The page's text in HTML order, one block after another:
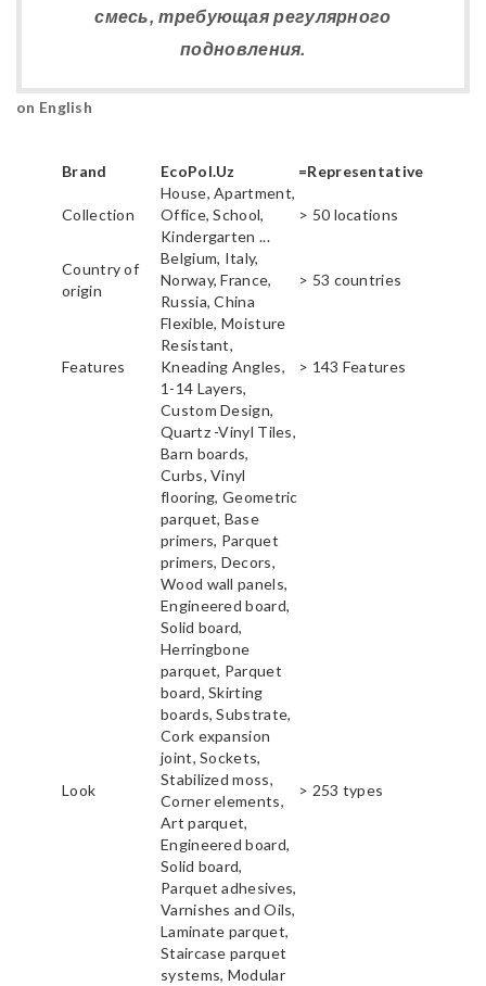
смесь, требующая регулярного
подновления.
on English
Brand EcoPol.Uz =Representative
Collection
House, Apartment,
Office, School,
Kindergarten ...
> 50 locations
Country of
origin
Belgium, Italy,
Norway, France,
Russia, China
> 53 countries
Features
Flexible, Moisture
Resistant,
Kneading Angles,
1-14 Layers,
Custom Design,
> 143 Features
Look
Quartz -Vinyl Tiles,
Barn boards,
Curbs, Vinyl
flooring, Geometric
parquet, Base
primers, Parquet
primers, Decors,
Wood wall panels,
Engineered board,
Solid board,
Herringbone
parquet, Parquet
board, Skirting
boards, Substrate,
Cork expansion
joint, Sockets,
Stabilized moss,
Corner elements,
Art parquet,
Engineered board,
Solid board,
Parquet adhesives,
Varnishes and Oils,
Laminate parquet,
Staircase parquet
systems, Modular
> 253 types